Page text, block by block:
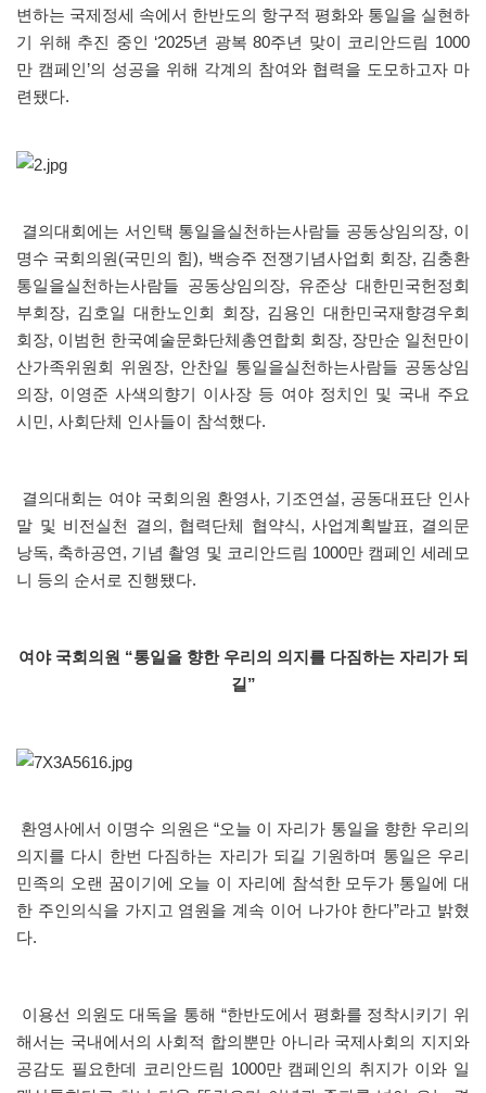
변하는 국제정세 속에서 한반도의 항구적 평화와 통일을 실현하
기 위해 추진 중인 ‘2025년 광복 80주년 맞이 코리안드림 1000
만 캠페인’의 성공을 위해 각계의 참여와 협력을 도모하고자 마
련됐다.
결의대회에는 서인택 통일을실천하는사람들 공동상임의장, 이
명수 국회의원(국민의 힘), 백승주 전쟁기념사업회 회장, 김충환
통일을실천하는사람들 공동상임의장, 유준상 대한민국헌정회
부회장, 김호일 대한노인회 회장, 김용인 대한민국재향경우회
회장, 이범헌 한국예술문화단체총연합회 회장, 장만순 일천만이
산가족위원회 위원장, 안찬일 통일을실천하는사람들 공동상임
의장, 이영준 사색의향기 이사장 등 여야 정치인 및 국내 주요
시민, 사회단체 인사들이 참석했다.
결의대회는 여야 국회의원 환영사, 기조연설, 공동대표단 인사
말 및 비전실천 결의, 협력단체 협약식, 사업계획발표, 결의문
낭독, 축하공연, 기념 촬영 및 코리안드림 1000만 캠페인 세레모
니 등의 순서로 진행됐다.
여야 국회의원 “통일을 향한 우리의 의지를 다짐하는 자리가 되
길”
환영사에서 이명수 의원은 “오늘 이 자리가 통일을 향한 우리의
의지를 다시 한번 다짐하는 자리가 되길 기원하며 통일은 우리
민족의 오랜 꿈이기에 오늘 이 자리에 참석한 모두가 통일에 대
한 주인의식을 가지고 염원을 계속 이어 나가야 한다”라고 밝혔
다.
이용선 의원도 대독을 통해 “한반도에서 평화를 정착시키기 위
해서는 국내에서의 사회적 합의뿐만 아니라 국제사회의 지지와
공감도 필요한데 코리안드림 1000만 캠페인의 취지가 이와 일